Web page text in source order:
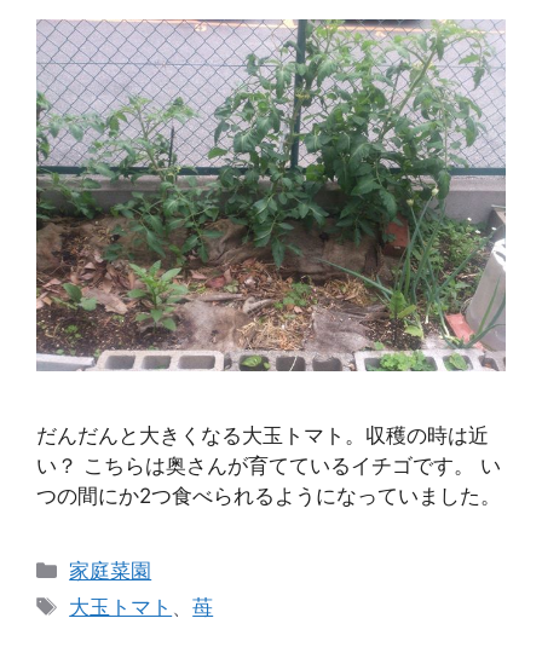
だんだんと大きくなる大玉トマト。収穫の時は近
い？ こちらは奥さんが育てているイチゴです。 い
つの間にか2つ食べられるようになっていました。
カ
テ
家庭菜園
タ
大玉トマト 、苺